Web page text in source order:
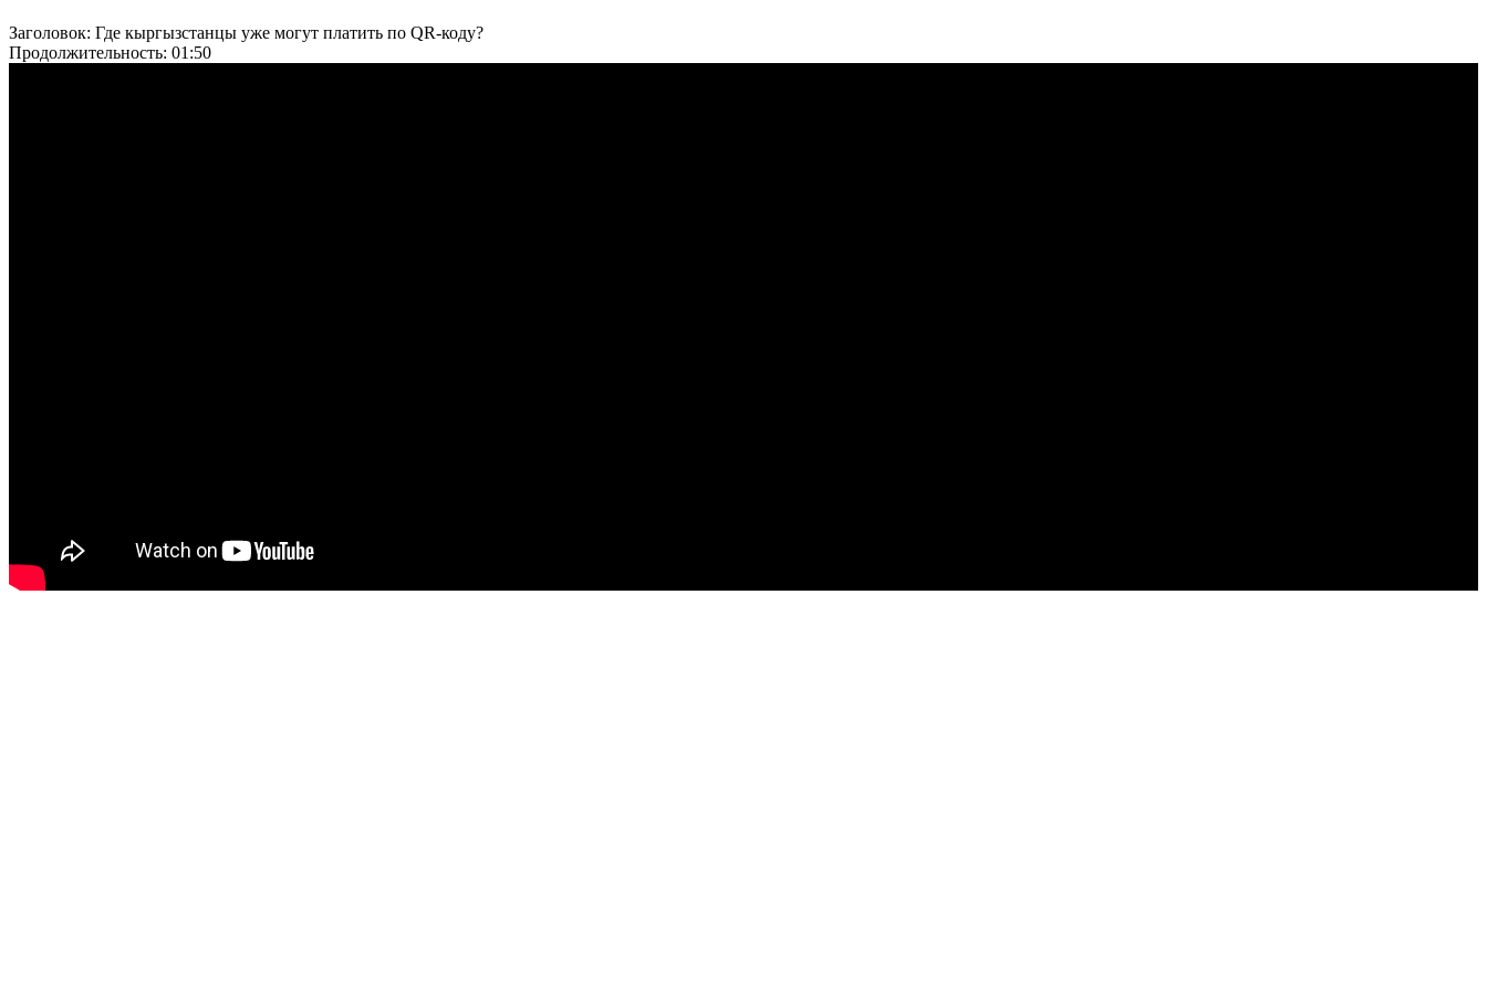
Заголовок: Где кыргызстанцы уже могут платить по QR-коду?
Продолжительность: 01:50